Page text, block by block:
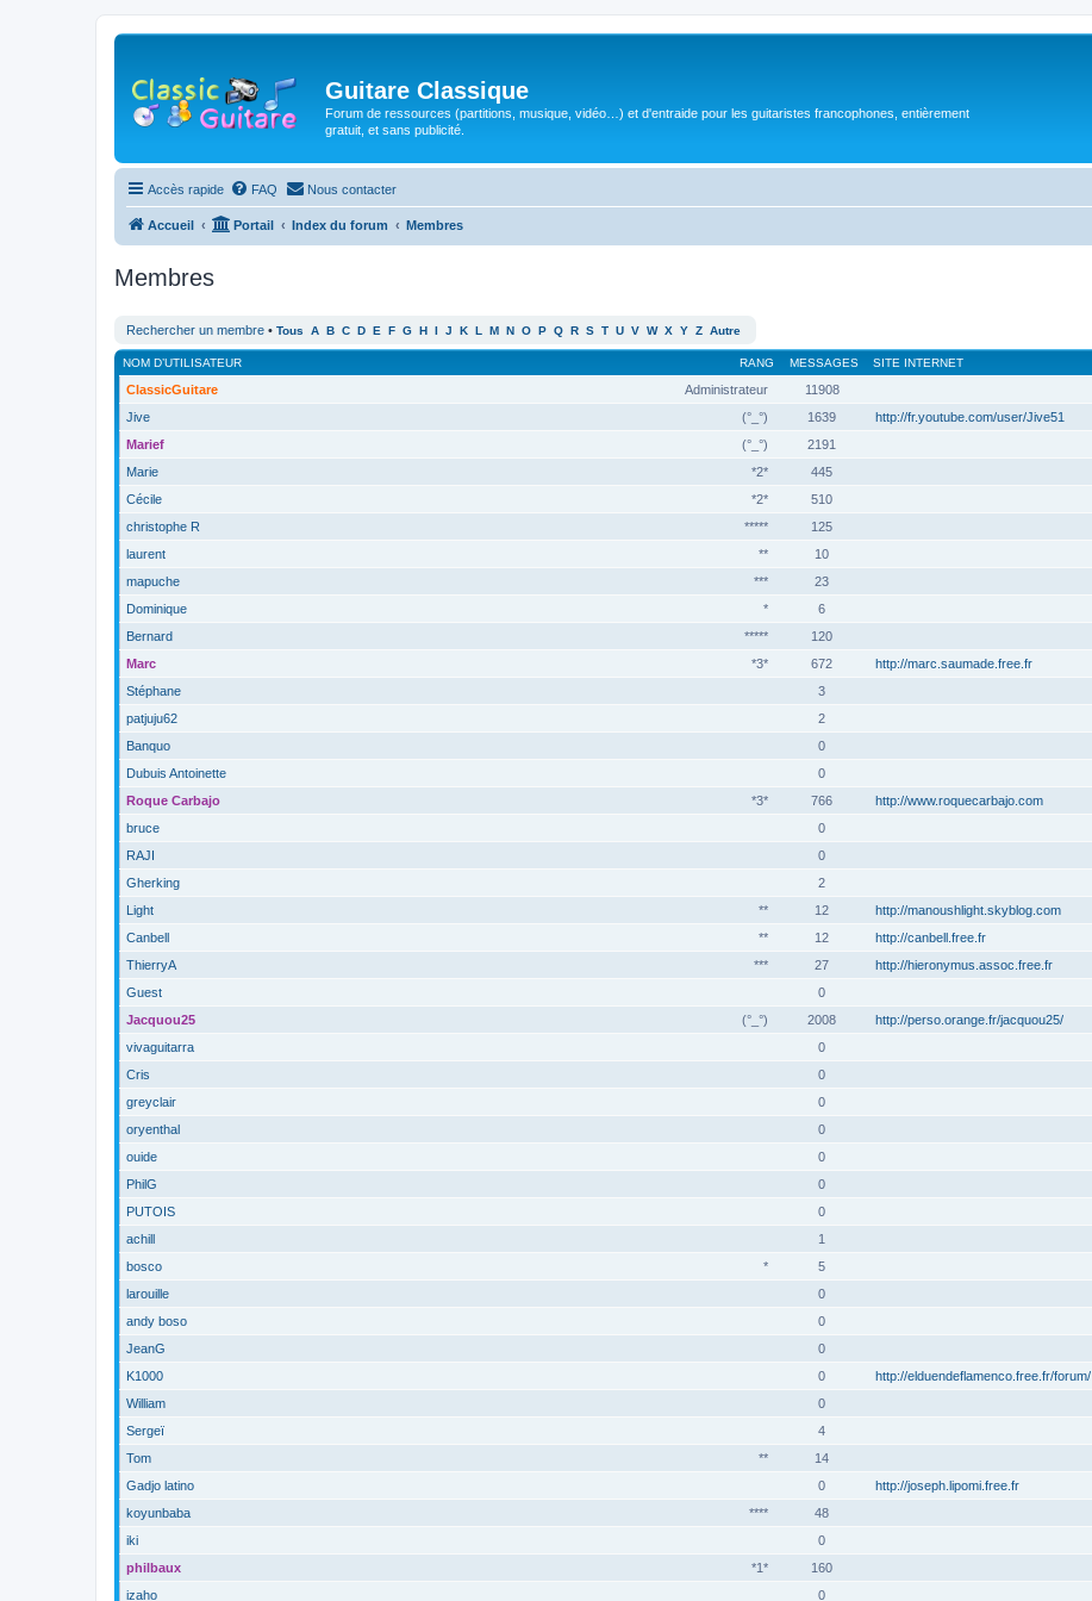
Guitare Classique
Forum de ressources (partitions, musique, vidéo…) et d'entraide pour les guitaristes francophones, entièrement
gratuit, et sans publicité.
Accès rapide FAQ Nous contacter
Accueil Portail Index du forum Membres
Membres
Rechercher un membre • Tous A B C D E F G H I J K L M N O P Q R S T U V W X Y Z Autre
RANG
NOM D’UTILISATEUR MESSAGES SITE INTERNET
Administrateur
ClassicGuitare 11908
(°_°)
Jive 1639 http://fr.youtube.com/user/Jive51
(°_°)
Marief 2191
*2*
Marie 445
*2*
Cécile 510
*****
christophe R 125
**
laurent 10
***
mapuche 23
*
Dominique 6
*****
Bernard 120
*3*
Marc 672 http://marc.saumade.free.fr
Stéphane
3
patjuju62
2
Banquo
0
Dubuis Antoinette
0
*3*
Roque Carbajo 766 http://www.roquecarbajo.com
bruce
0
RAJI
0
Gherking
2
**
Light 12 http://manoushlight.skyblog.com
**
Canbell 12 http://canbell.free.fr
***
ThierryA 27 http://hieronymus.assoc.free.fr
Guest
0
(°_°)
Jacquou25 2008 http://perso.orange.fr/jacquou25/
vivaguitarra
0
Cris
0
greyclair
0
oryenthal
0
ouide
0
PhilG
0
PUTOIS
0
achill
1
*
bosco 5
larouille
0
andy boso
0
JeanG
0
K1000
0 http://elduendeflamenco.free.fr/forum/
William
0
Sergeï
4
**
Tom 14
Gadjo latino
0 http://joseph.lipomi.free.fr
****
koyunbaba 48
iki
0
*1*
philbaux 160
izaho
0